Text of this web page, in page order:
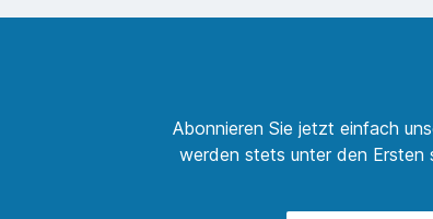
Abonnieren Sie jetzt einfach
werden stets unter den Ersten